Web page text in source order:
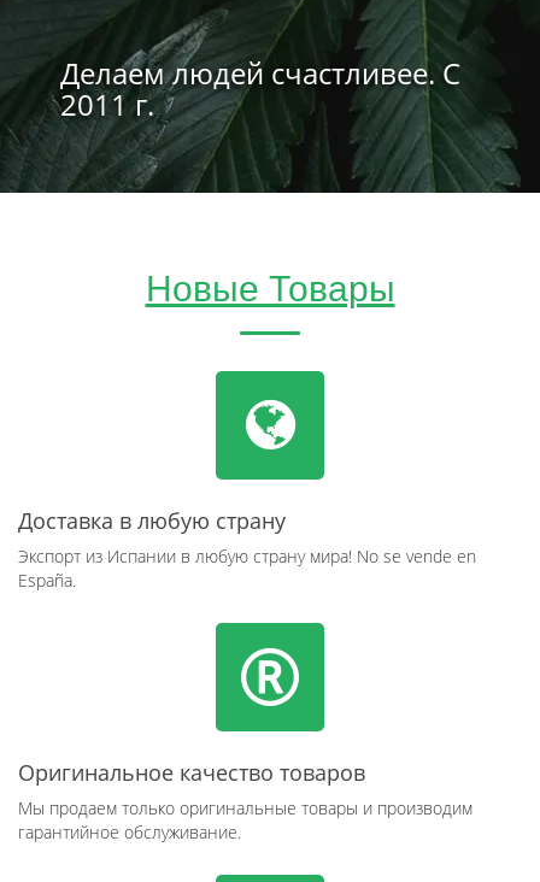
Делаем людей счастливее. С
2011 г.
Новые Товары
Доставка в любую страну
Экспорт из Испании в любую страну мира! No se vende en
España.
Оригинальное качество товаров
Мы продаем только оригинальные товары и производим
гарантийное обслуживание.